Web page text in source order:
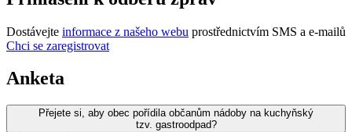
Dostávejte informace z našeho webu prostřednictvím SMS a e-mailů
Chci se zaregistrovat
Anketa
Přejete si, aby obec pořídila občanům nádoby na kuchyňský
tzv. gastroodpad?